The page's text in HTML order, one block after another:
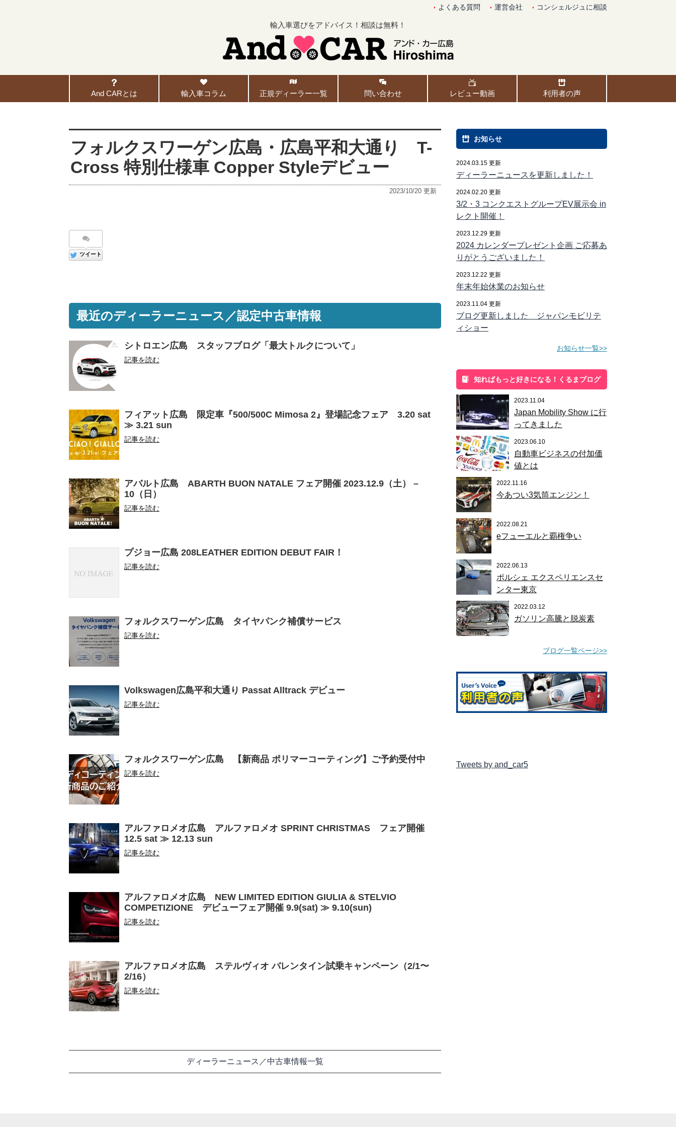
よくある質問 運営会社 コンシェルジュに相談
輸入車選びをアドバイス！相談は無料！
And CARとは 輸入車コラム 正規ディーラー一覧 問い合わせ レビュー動画 利用者の声
フォルクスワーゲン広島・広島平和大通り T-
Cross 特別仕様車 Copper Styleデビュー
2023/10/20 更新
ツイート
最近のディーラーニュース／認定中古車情報
シトロエン広島 スタッフブログ「最大トルクについて」
記事を読む
フィアット広島 限定車『500/500C Mimosa 2』登場記念フェア 3.20 sat
≫ 3.21 sun
記事を読む
アバルト広島 ABARTH BUON NATALE フェア開催 2023.12.9（土） –
10（日）
記事を読む
プジョー広島 208LEATHER EDITION DEBUT FAIR！
記事を読む
フォルクスワーゲン広島 タイヤパンク補償サービス
記事を読む
Volkswagen広島平和大通り Passat Alltrack デビュー
記事を読む
フォルクスワーゲン広島 【新商品 ポリマーコーティング】ご予約受付中
記事を読む
アルファロメオ広島 アルファロメオ SPRINT CHRISTMAS フェア開催
12.5 sat ≫ 12.13 sun
記事を読む
アルファロメオ広島 NEW LIMITED EDITION GIULIA & STELVIO
COMPETIZIONE デビューフェア開催 9.9(sat) ≫ 9.10(sun)
記事を読む
アルファロメオ広島 ステルヴィオ バレンタイン試乗キャンペーン（2/1〜
2/16）
記事を読む
ディーラーニュース／中古車情報一覧
お知らせ
2024.03.15 更新
ディーラーニュースを更新しました！
2024.02.20 更新
3/2・3 コンクエストグループEV展示会 in
レクト開催！
2023.12.29 更新
2024 カレンダープレゼント企画 ご応募あ
りがとうございました！
2023.12.22 更新
年末年始休業のお知らせ
2023.11.04 更新
ブログ更新しました ジャパンモビリテ
ィショー
お知らせ一覧>>
知ればもっと好きになる！くるまブログ
2023.11.04
Japan Mobility Show に行
ってきました
2023.06.10
自動車ビジネスの付加価
値とは
2022.11.16
今あつい3気筒エンジン！
2022.08.21
eフューエルと覇権争い
2022.06.13
ポルシェ エクスペリエンスセ
ンター東京
2022.03.12
ガソリン高騰と脱炭素
ブログ一覧ページ>>
Tweets by and_car5